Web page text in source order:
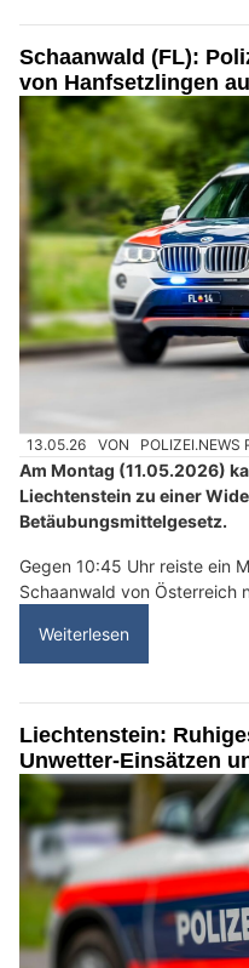
Schaanwald (FL):
von Hanfsetzlingen
13.05.26 VON POLIZEI.NEWS
Am Montag (11.05.2026)
Liechtenstein zu einer
Betäubungsmittelgesetz.
Gegen 10:45 Uhr reiste ein
Schaanwald von Österreich
Weiterlesen
Liechtenstein:
Unwetter-Einsätzen